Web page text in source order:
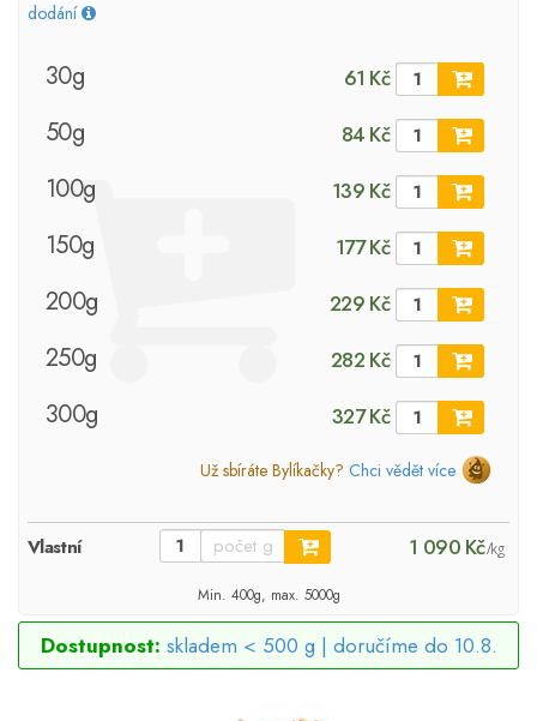
dodání
30g 61 Kč
50g 84 Kč
100g 139 Kč
150g 177 Kč
200g 229 Kč
250g 282 Kč
300g 327 Kč
Už sbíráte Bylíkačky? Chci vědět více
Vlastní 1 090 Kč/kg
Min. 400g, max. 5000g
Dostupnost: skladem < 500 g | doručíme do 10.8.